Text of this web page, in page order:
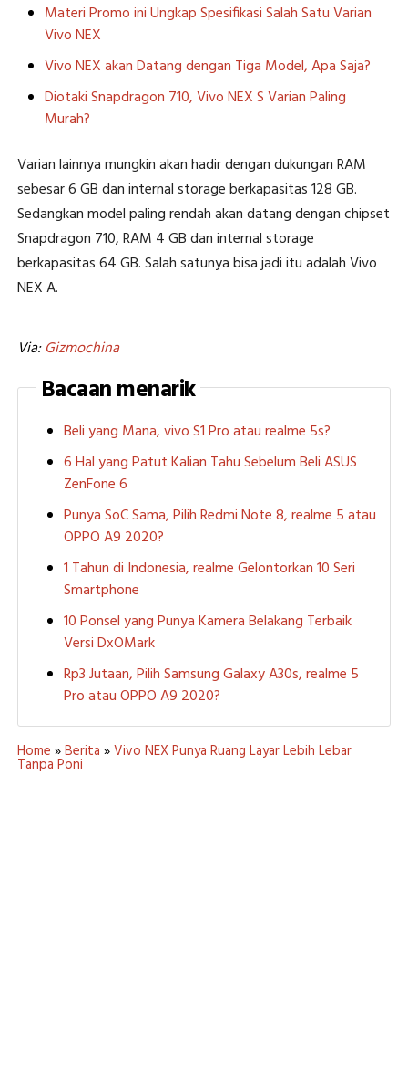
Materi Promo ini Ungkap Spesifikasi Salah Satu Varian
Vivo NEX
Vivo NEX akan Datang dengan Tiga Model, Apa Saja?
Diotaki Snapdragon 710, Vivo NEX S Varian Paling
Murah?
Varian lainnya mungkin akan hadir dengan dukungan RAM
sebesar 6 GB dan internal storage berkapasitas 128 GB.
Sedangkan model paling rendah akan datang dengan chipset
Snapdragon 710, RAM 4 GB dan internal storage
berkapasitas 64 GB. Salah satunya bisa jadi itu adalah Vivo
NEX A.
Via:Gizmochina
Bacaan menarik
Beli yang Mana, vivo S1 Pro atau realme 5s?
6 Hal yang Patut Kalian Tahu Sebelum Beli ASUS
ZenFone 6
Punya SoC Sama, Pilih Redmi Note 8, realme 5 atau
OPPO A9 2020?
1 Tahun di Indonesia, realme Gelontorkan 10 Seri
Smartphone
10 Ponsel yang Punya Kamera Belakang Terbaik
Versi DxOMark
Rp3 Jutaan, Pilih Samsung Galaxy A30s, realme 5
Pro atau OPPO A9 2020?
Home »Berita »Vivo NEX Punya Ruang Layar Lebih Lebar
Tanpa Poni